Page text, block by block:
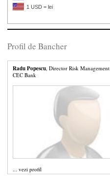
1 USD = lei
Profil de Bancher
Radu Popescu , Director Risk Management
CEC Bank
... vezi profil